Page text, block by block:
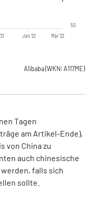
Jan '22 Mär '22
50
Alibaba(WKN: A117ME)
Tagen
am Artikel-Ende),
von China zu
auch chinesische
falls sich
sollte.